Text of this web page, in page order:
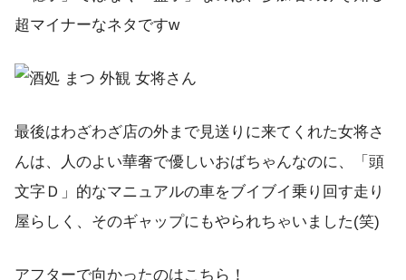
超マイナーなネタですw
最後はわざわざ店の外まで見送りに来てくれた女将さ
んは、人のよい華奢で優しいおばちゃんなのに、「頭
文字Ｄ」的なマニュアルの車をブイブイ乗り回す走り
屋らしく、そのギャップにもやられちゃいました(笑)
アフターで向かったのはこちら！